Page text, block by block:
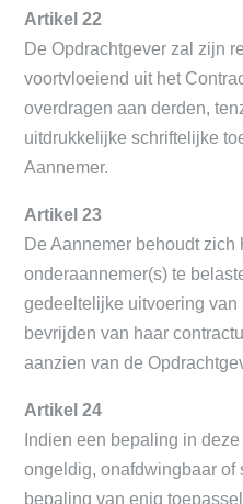
Artikel 22
De Opdrachtgever zal zijn
voortvloeiend uit het
overdragen aan derden,
uitdrukkelijke schriftelijke
Aannemer.
Artikel 23
De Aannemer behoudt zich
onderaannemer(s) te
gedeeltelijke uitvoering van
bevrijden van haar
aanzien van de
Artikel 24
Indien een bepaling in
ongeldig, onafdwingbaar of
bepaling van enig